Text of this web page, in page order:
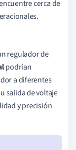
cerca de
regulador de
podrían
a diferentes
salida de voltaje
y precisión